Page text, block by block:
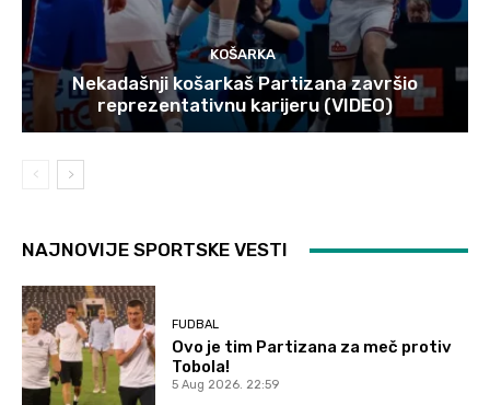
KOŠARKA
Nekadašnji košarkaš Partizana završio
reprezentativnu karijeru (VIDEO)
NAJNOVIJE SPORTSKE VESTI
FUDBAL
Ovo je tim Partizana za meč protiv
Tobola!
5 Aug 2026. 22:59